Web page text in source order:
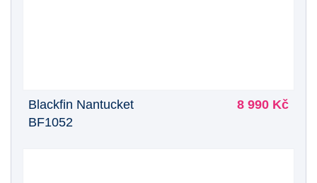
Blackfin Nantucket
BF1052
8 990 Kč